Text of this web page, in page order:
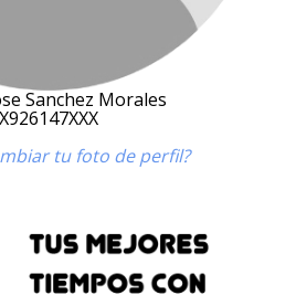
Sanchez Morales
X926147XXX
tu foto de perfil?